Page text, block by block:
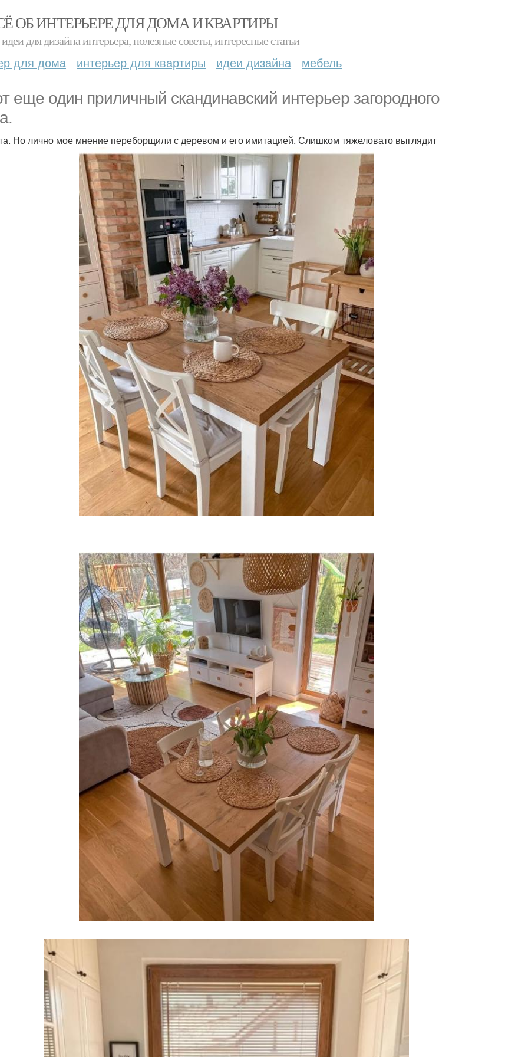
ОБ ИНТЕРЬЕРЕ ДЛЯ ДОМА И КВАРТИРЫ
для дизайна интерьера, полезные советы, интересные статьи
для дома интерьер для квартиры идеи дизайна мебель
еще один приличный скандинавский интерьер загородного
Но лично мое мнение переборщили с деревом и его имитацией. Слишком тяжеловато выглядит